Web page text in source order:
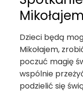
Mikołajem
Dzieci będą
Mikołajem,
poczuć magię
wspólnie
podzielić się